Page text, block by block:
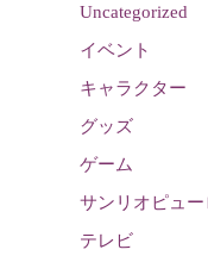
Uncategorized
イベント
キャラクター
グッズ
ゲーム
サンリオピュー
テレビ